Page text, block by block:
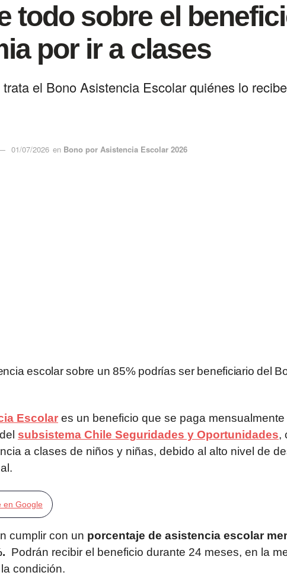
todo sobre el
por ir a clases
el Bono Asistencia Escolar quiénes lo
01/07/2026 en Bono por Asistencia Escolar 2026
escolar sobre un 85% podrías ser beneficiario del
Escolar es un beneficio que se paga mensualmente
subsistema Chile Seguridades y Oportunidades,
a clases de niños y niñas, debido al alto nivel de
en Google
cumplir con un porcentaje de asistencia escolar
Podrán recibir el beneficio durante 24 meses, en la
condición.